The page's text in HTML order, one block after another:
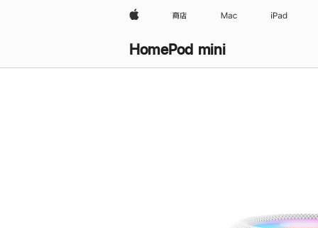
Apple 商店 Mac iPad
HomePod mini